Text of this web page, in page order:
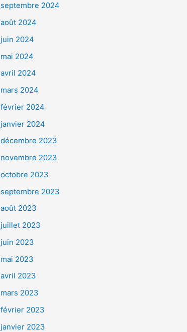
septembre 2024
août 2024
juin 2024
mai 2024
avril 2024
mars 2024
février 2024
janvier 2024
décembre 2023
novembre 2023
octobre 2023
septembre 2023
août 2023
juillet 2023
juin 2023
mai 2023
avril 2023
mars 2023
février 2023
janvier 2023